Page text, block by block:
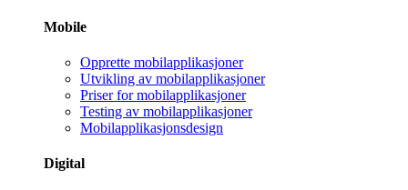
Mobile
Opprette mobilapplikasjoner
Utvikling av mobilapplikasjoner
Priser for mobilapplikasjoner
Testing av mobilapplikasjoner
Mobilapplikasjonsdesign
Digital